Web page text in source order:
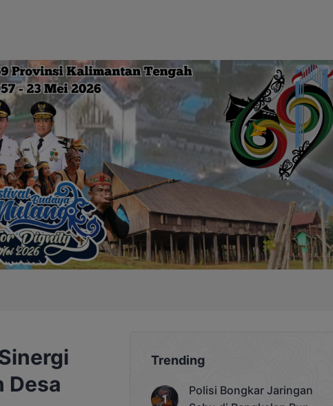
Desa
Trending
Polisi Bongkar Jaringan